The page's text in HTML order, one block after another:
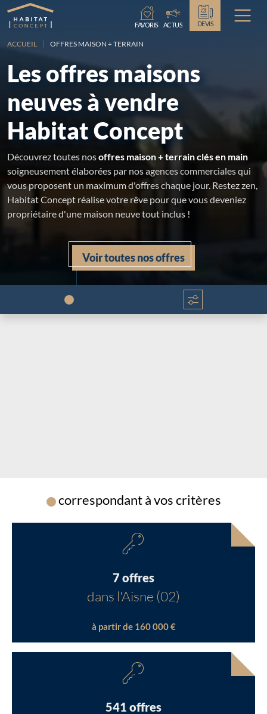
Chargement...
FAVORIS
ACTUS DEVIS
ACCUEIL OFFRES MAISON + TERRAIN
Les offres maisons
neuves à vendre
Habitat Concept
Découvrez toutes nosoffres maison + terrain clés en main
soigneusement élaborées par nos agences commerciales qui
vous proposent un maximum d'offres chaque jour. Restez zen,
Habitat Concept réalise votre rêve pour que vous deveniez
propriétaire d'une maison neuve tout inclus !
Voir toutes nos offres
Chargement...
Chargement...
correspondant à vos critères
7 offres
dans l'Aisne (02)
à partir de 160 000 €
541 offres